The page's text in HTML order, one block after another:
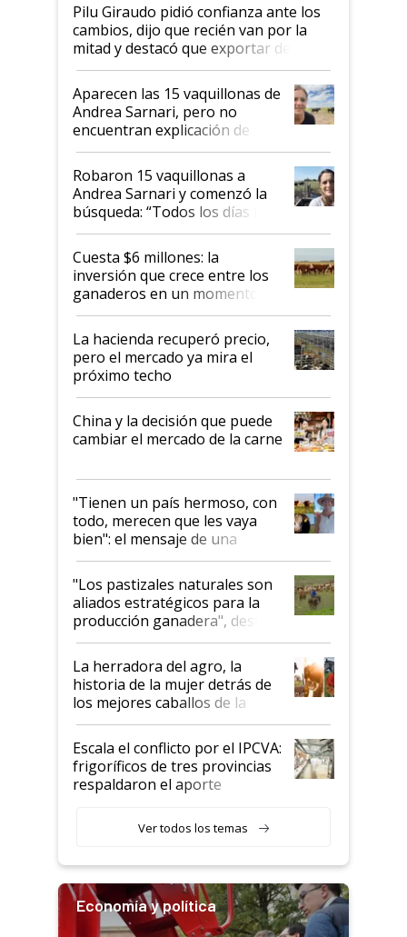
Pilu Giraudo pidió confianza ante los
cambios, dijo que recién van por la
mitad y destacó que exportar dejó de
ser "para unos pocos": "Tenemos un
mandato muy claro del gobierno
nacional"
Aparecen las 15 vaquillonas de
Andrea Sarnari, pero no
encuentran explicación de
cómo llegaron allí
Robaron 15 vaquillonas a
Andrea Sarnari y comenzó la
búsqueda: “Todos los días le
toca a algún productor”
Cuesta $6 millones: la
inversión que crece entre los
ganaderos en un momento
histórico para la actividad
La hacienda recuperó precio,
pero el mercado ya mira el
próximo techo
China y la decisión que puede
cambiar el mercado de la carne
"Tienen un país hermoso, con
todo, merecen que les vaya
bien": el mensaje de una
ganadera uruguaya sobre las
oportunidades que se abren
para el agro en Argentina, con
foco en la carne
"Los pastizales naturales son
aliados estratégicos para la
producción ganadera", destaca
la iniciativa que ya reúne a 46
establecimientos en Argentina
La herradora del agro, la
historia de la mujer detrás de
los mejores caballos de la
Argentina y los mitos que
todavía hacen sufrir a estos
animales: "Mientras me
descalificaban, yo seguí
haciendo currículum"
Escala el conflicto por el IPCVA:
frigoríficos de tres provincias
respaldaron el aporte
Ver todos los temas
Economía y política